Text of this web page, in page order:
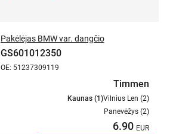
Pakėlėjas BMW var. dangčio
GS601012350
OE: 51237309119
Timmen
Kaunas (1)Vilnius Len (2)
Panevėžys (2)
6.90